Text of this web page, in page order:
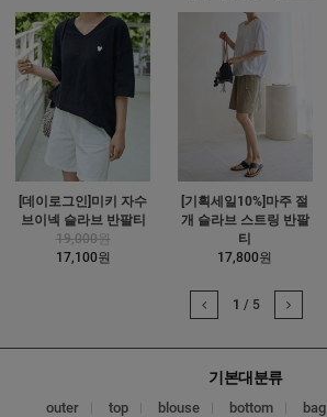
[데이로그인]미키 자수
브이넥 슬라브 반팔티
19,000원
17,100원
[기획세일10%]마주 절
개 슬라브 스트링 반팔
티
17,800원
1 / 5
기본대분류
outer top blouse bottom bag